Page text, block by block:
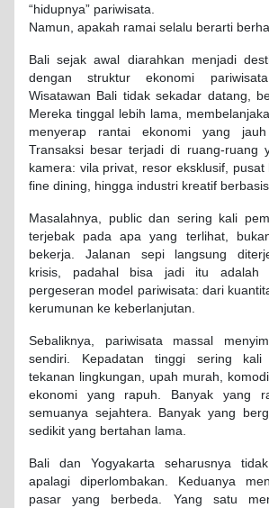
“hidupnya” pariwisata.
Namun, apakah ramai selalu berarti
Bali sejak awal diarahkan menjadi
dengan struktur ekonomi
Wisatawan Bali tidak sekadar datang,
Mereka tinggal lebih lama,
menyerap rantai ekonomi yang
Transaksi besar terjadi di ruang-ruang
kamera: vila privat, resor eksklusif, pusat
fine dining, hingga industri kreatif
Masalahnya, public dan sering kali
terjebak pada apa yang terlihat,
bekerja. Jalanan sepi langsung
krisis, padahal bisa jadi itu adalah
pergeseran model pariwisata: dari
kerumunan ke keberlanjutan.
Sebaliknya, pariwisata massal
sendiri. Kepadatan tinggi sering kali
tekanan lingkungan, upah murah,
ekonomi yang rapuh. Banyak yang
semuanya sejahtera. Banyak yang
sedikit yang bertahan lama.
Bali dan Yogyakarta seharusnya
apalagi diperlombakan. Keduanya
pasar yang berbeda. Yang satu